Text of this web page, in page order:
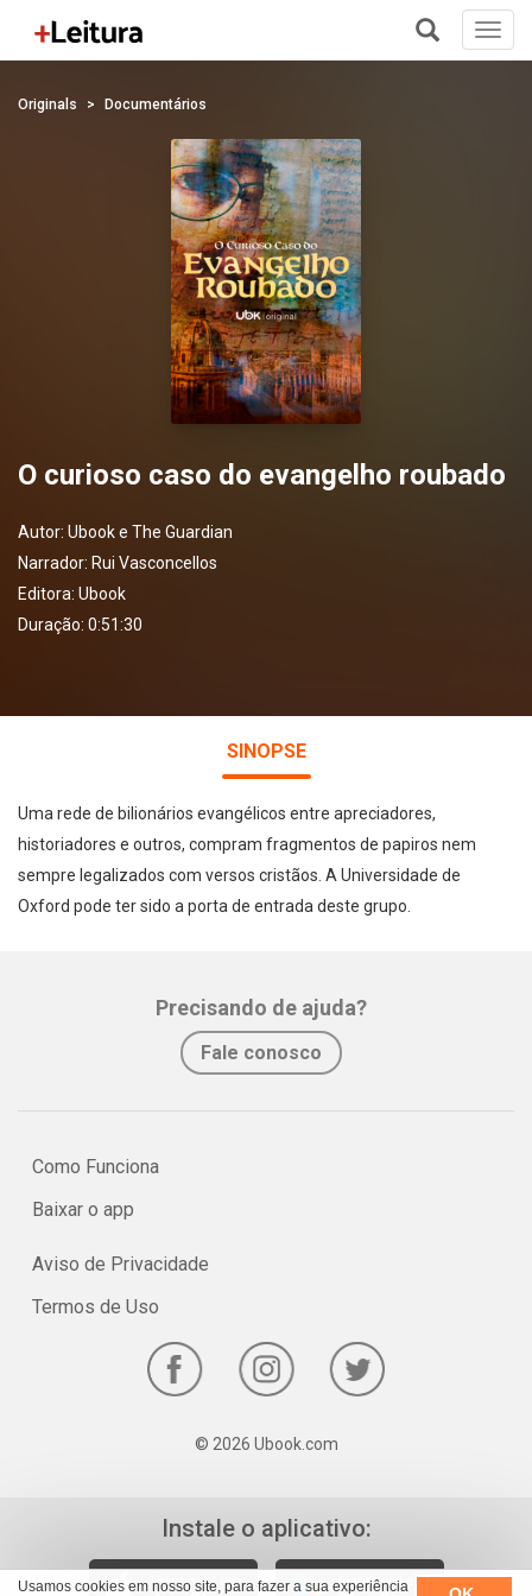
Usamos cookies em nosso site, para fazer a sua experiência
Originals Documentários
O curioso caso do evangelho roubado
Autor: Ubook e The Guardian
Narrador: Rui Vasconcellos
Editora: Ubook
Duração: 0:51:30
SINOPSE
Uma rede de bilionários evangélicos entre apreciadores,
historiadores e outros, compram fragmentos de papiros nem
sempre legalizados com versos cristãos. A Universidade de
Oxford pode ter sido a porta de entrada deste grupo.
Precisando de ajuda?
Fale conosco
Como Funciona
Baixar o app
Aviso de Privacidade
Termos de Uso
© 2026 Ubook.com
Instale o aplicativo: